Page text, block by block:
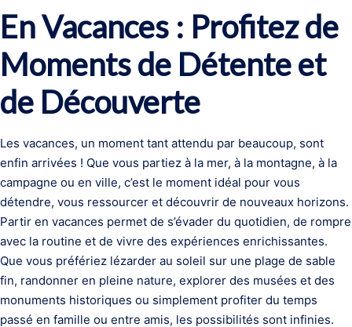
En Vacances : Profitez de
Moments de Détente et
de Découverte
Les vacances, un moment tant attendu par beaucoup, sont
enfin arrivées ! Que vous partiez à la mer, à la montagne, à la
campagne ou en ville, c’est le moment idéal pour vous
détendre, vous ressourcer et découvrir de nouveaux horizons.
Partir en vacances permet de s’évader du quotidien, de rompre
avec la routine et de vivre des expériences enrichissantes.
Que vous préfériez lézarder au soleil sur une plage de sable
fin, randonner en pleine nature, explorer des musées et des
monuments historiques ou simplement profiter du temps
passé en famille ou entre amis, les possibilités sont infinies.